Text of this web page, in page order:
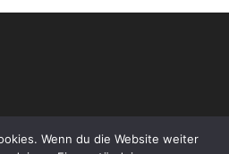
Wenn du die Website weiter